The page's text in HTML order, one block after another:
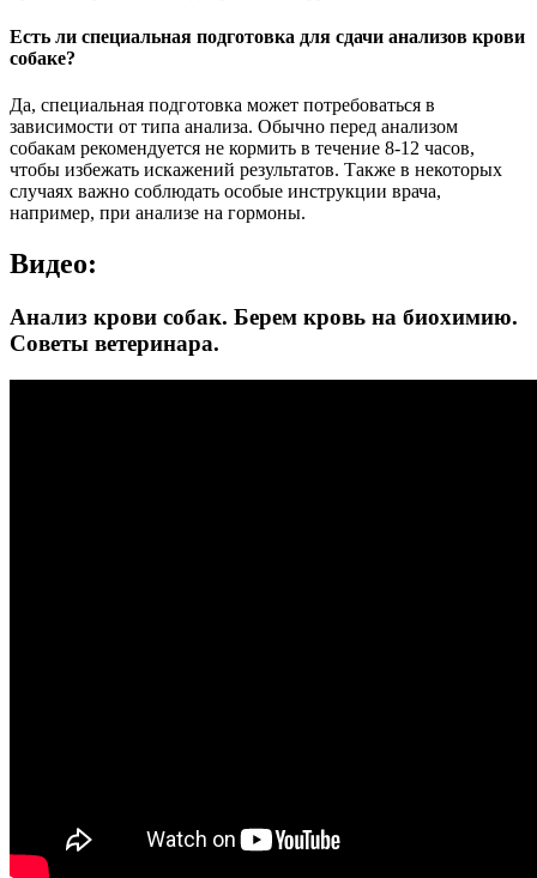
Есть ли специальная подготовка для сдачи анализов крови
собаке?
Да, специальная подготовка может потребоваться в
зависимости от типа анализа. Обычно перед анализом
собакам рекомендуется не кормить в течение 8-12 часов,
чтобы избежать искажений результатов. Также в некоторых
случаях важно соблюдать особые инструкции врача,
например, при анализе на гормоны.
Видео:
Анализ крови собак. Берем кровь на биохимию.
Советы ветеринара.